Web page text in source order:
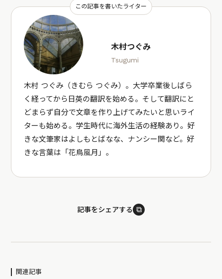
この記事を書いたライター
木村つぐみ
Tsugumi
木村 つぐみ（きむら つぐみ）。大学卒業後しばら
く経ってから日英の翻訳を始める。そして翻訳にと
どまらず自分で文章を作り上げてみたいと思いライ
ターも始める。学生時代に海外生活の経験あり。好
きな文筆家はよしもとばなな、ナンシー関など。好
きな言葉は「花鳥風月」。
記事をシェアする ⧉
関連記事